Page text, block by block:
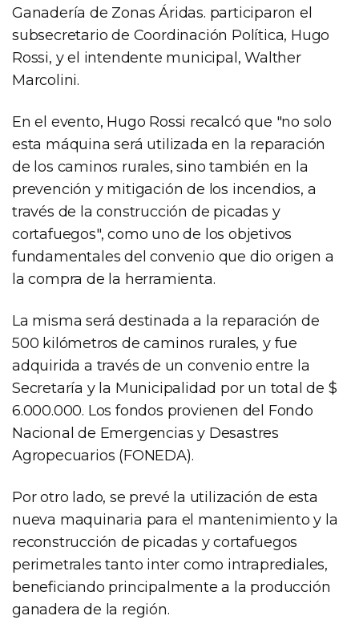
Ganadería de Zonas Áridas. participaron el
subsecretario de Coordinación Política, Hugo
Rossi, y el intendente municipal, Walther
Marcolini.
En el evento, Hugo Rossi recalcó que "no solo
esta máquina será utilizada en la reparación
de los caminos rurales, sino también en la
prevención y mitigación de los incendios, a
través de la construcción de picadas y
cortafuegos", como uno de los objetivos
fundamentales del convenio que dio origen a
la compra de la herramienta.
La misma será destinada a la reparación de
500 kilómetros de caminos rurales, y fue
adquirida a través de un convenio entre la
Secretaría y la Municipalidad por un total de $
6.000.000. Los fondos provienen del Fondo
Nacional de Emergencias y Desastres
Agropecuarios (FONEDA).
Por otro lado, se prevé la utilización de esta
nueva maquinaria para el mantenimiento y la
reconstrucción de picadas y cortafuegos
perimetrales tanto inter como intraprediales,
beneficiando principalmente a la producción
ganadera de la región.